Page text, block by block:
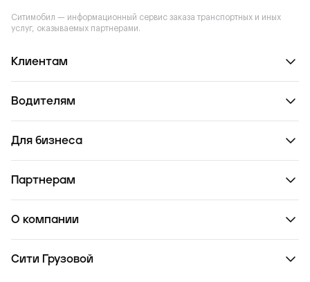
Ситимобил — информационный сервис заказа транспортных и иных
услуг, оказываемых партнерами.
Клиентам
Водителям
Для бизнеса
Партнерам
О компании
Сити Грузовой